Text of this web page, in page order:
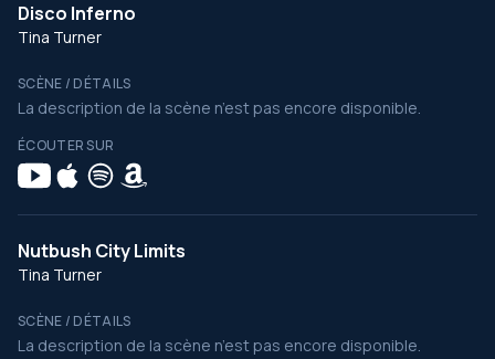
Disco Inferno
Tina Turner
SCÈNE / DÉTAILS
La description de la scène n’est pas encore disponible.
ÉCOUTER SUR
Nutbush City Limits
Tina Turner
SCÈNE / DÉTAILS
La description de la scène n’est pas encore disponible.